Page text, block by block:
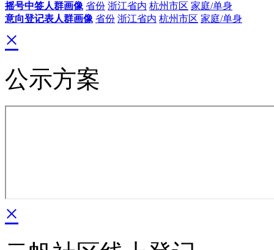
摇号中签人群画像 省份 浙江省内 杭州市区 家庭/单身
意向登记表人群画像 省份 浙江省内 杭州市区 家庭/单身
×
公示方案
×